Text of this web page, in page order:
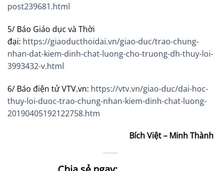
post239681.html
5/ Báo Giáo dục và Thời
đại: https://giaoducthoidai.vn/giao-duc/trao-chung-
nhan-dat-kiem-dinh-chat-luong-cho-truong-dh-thuy-loi-
3993432-v.html
6/ Báo điện tử VTV.vn: https://vtv.vn/giao-duc/dai-hoc-
thuy-loi-duoc-trao-chung-nhan-kiem-dinh-chat-luong-
20190405192122758.htm
Bích Việt – Minh Thành